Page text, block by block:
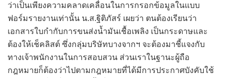
ว่าเป็นเพียงความคลาดเคลื่อนในการกรอกข้อมูลในแบบ
ฟอร์มรายงานเท่านั้น น.ส.ฐิติภัสร์ เผยว่า ตนต้องเรียนว่า
เอกสารใบกำกับการขนส่งน้ำมันเชื้อเพลิง เป็นกระดาษและ
ต้องให้เช็คลิสต์ ซึ่งกลุ่มบริษัทบางจากฯ จะต้องมาชี้แจงกับ
ทางเจ้าพนักงานในการสอบสวน ส่วนเราในฐานะผู้ถือ
กฎหมายก็ต้องว่าไปตามกฎหมายที่ได้มีการประกาศบังคับใช้